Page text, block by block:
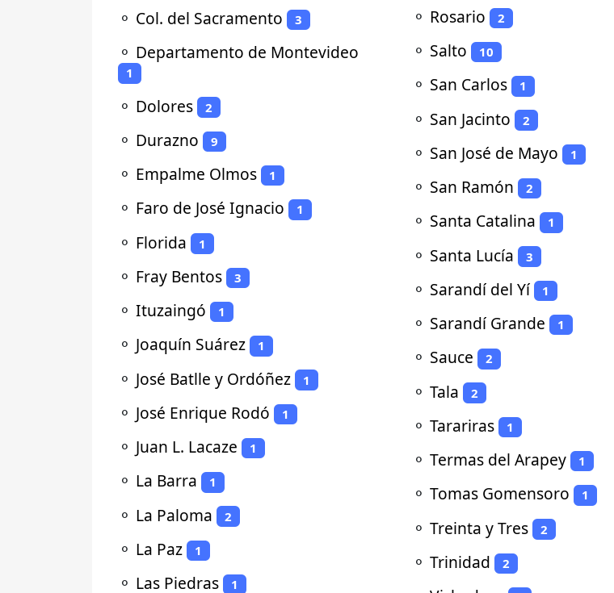
⚬ Col. del Sacramento 3
⚬ Departamento de Montevideo
1
⚬ Dolores 2
⚬ Durazno 9
⚬ Empalme Olmos 1
⚬ Faro de José Ignacio 1
⚬ Florida 1
⚬ Fray Bentos 3
⚬ Ituzaingó 1
⚬ Joaquín Suárez 1
⚬ José Batlle y Ordóñez 1
⚬ José Enrique Rodó 1
⚬ Juan L. Lacaze 1
⚬ La Barra 1
⚬ La Paloma 2
⚬ La Paz 1
⚬ Las Piedras 1
⚬ Rosario 2
⚬ Salto 10
⚬ San Carlos 1
⚬ San Jacinto 2
⚬ San José de Mayo 1
⚬ San Ramón 2
⚬ Santa Catalina 1
⚬ Santa Lucía 3
⚬ Sarandí del Yí 1
⚬ Sarandí Grande 1
⚬ Sauce 2
⚬ Tala 2
⚬ Tarariras 1
⚬ Termas del Arapey 1
⚬ Tomas Gomensoro 1
⚬ Treinta y Tres 2
⚬ Trinidad 2